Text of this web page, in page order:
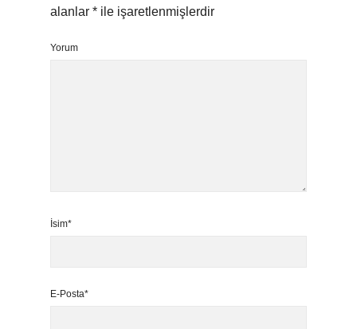
alanlar * ile işaretlenmişlerdir
Yorum
İsim*
E-Posta*